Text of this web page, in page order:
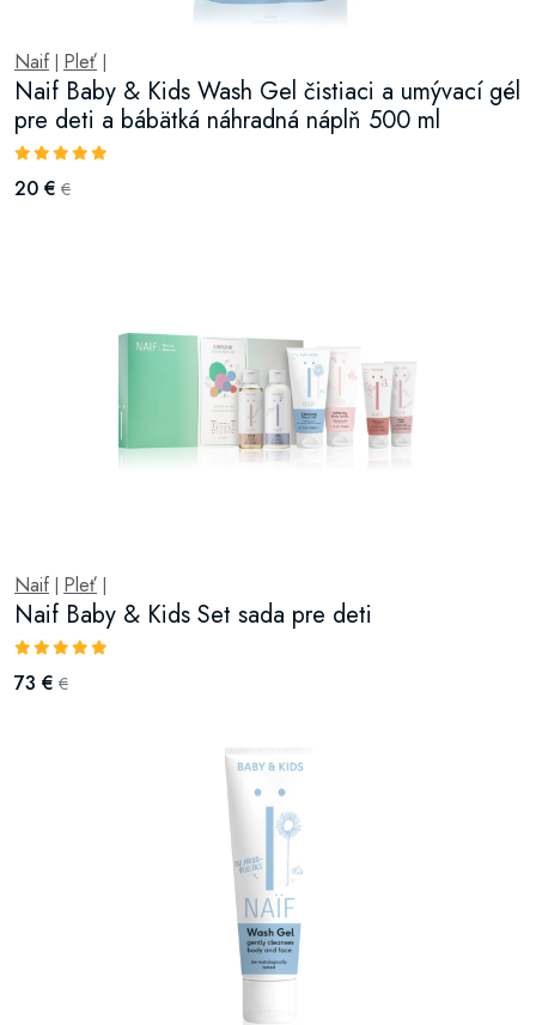
Naif Pleť
Naif Baby & Kids Wash Gel čistiaci a umývací gél
pre deti a bábätká náhradná náplň 500 ml
20 € €
Naif Pleť
Naif Baby & Kids Set sada pre deti
73 € €